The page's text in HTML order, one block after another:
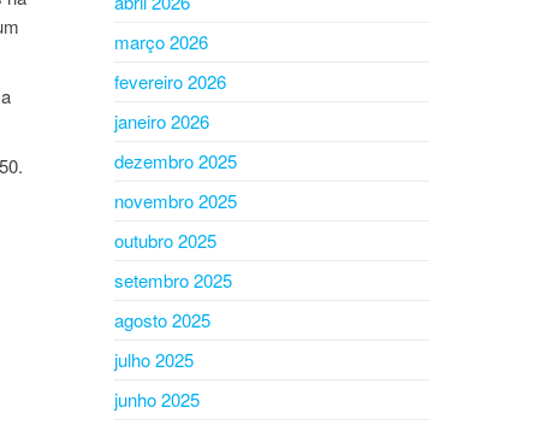
março 2026
fevereiro 2026
janeiro 2026
dezembro 2025
novembro 2025
outubro 2025
setembro 2025
agosto 2025
julho 2025
junho 2025